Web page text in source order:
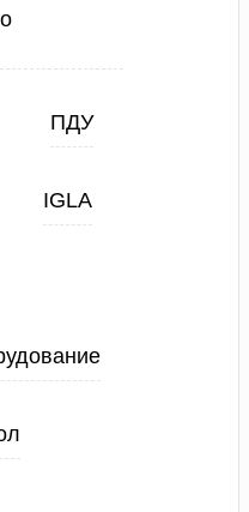
ПДУ
IGLA